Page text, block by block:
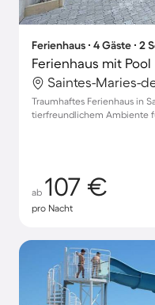
Ferienhaus ∙ 4 Gäste ∙ 2
Ferienhaus mit Pool
Traumhaftes Ferienhaus in
tierfreundlichem Ambiente
ab 107 €
pro Nacht